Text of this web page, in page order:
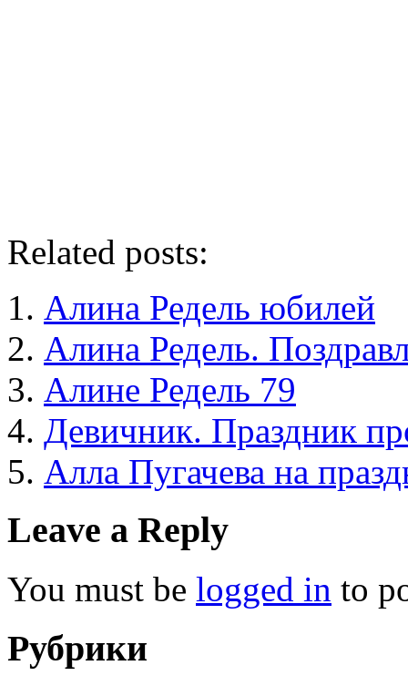
Related posts:
Алина Редель юбилей
Алина Редель.
Алине Редель 79
Девичник. Праздник
Алла Пугачева на
Leave a Reply
You must be logged in to
Рубрики